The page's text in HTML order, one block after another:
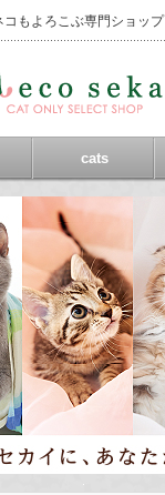
コもよろこぶ専門ショップ
cats